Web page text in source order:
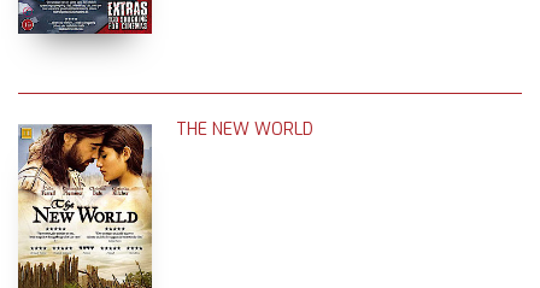
THE NEW WORLD